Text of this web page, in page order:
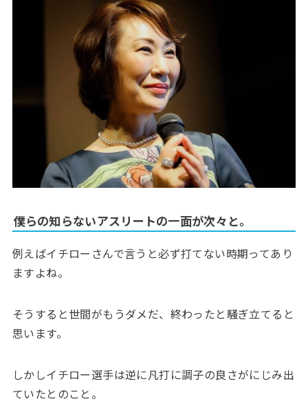
僕らの知らないアスリートの一面が次々と。
例えばイチローさんで言うと必ず打てない時期ってあり
ますよね。
そうすると世間がもうダメだ、終わったと騒ぎ立てると
思います。
しかしイチロー選手は逆に凡打に調子の良さがにじみ出
ていたとのこと。